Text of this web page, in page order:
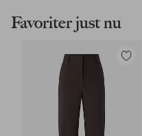
Favoriter just nu
Lägg